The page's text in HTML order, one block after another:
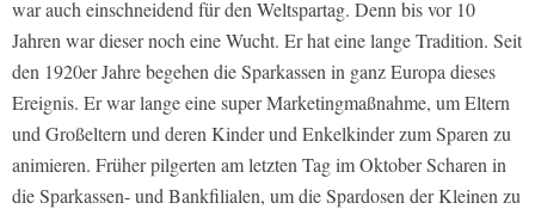
war auch einschneidend für den Weltspartag. Denn bis vor 10
Jahren war dieser noch eine Wucht. Er hat eine lange Tradition. Seit
den 1920er Jahre begehen die Sparkassen in ganz Europa dieses
Ereignis. Er war lange eine super Marketingmaßnahme, um Eltern
und Großeltern und deren Kinder und Enkelkinder zum Sparen zu
animieren. Früher pilgerten am letzten Tag im Oktober Scharen in
die Sparkassen- und Bankfilialen, um die Spardosen der Kleinen zu